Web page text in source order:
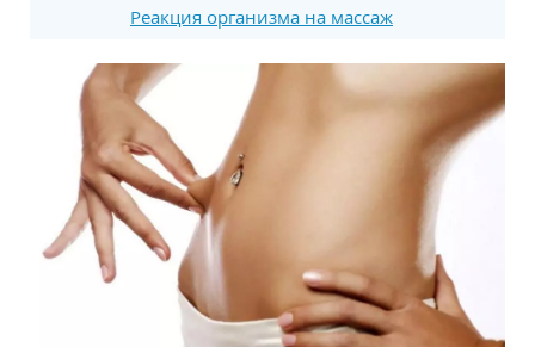
Реакция организма на массаж